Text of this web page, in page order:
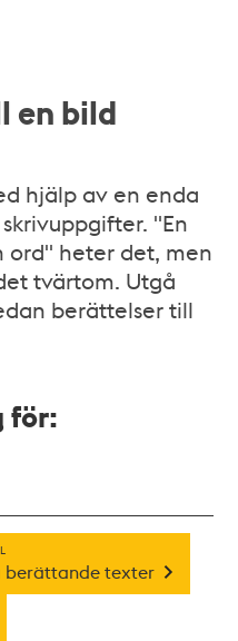
en bild
hjälp av en enda
"En
ord" heter det, men
tvärtom. Utgå
berättelser till
för:
berättande texter